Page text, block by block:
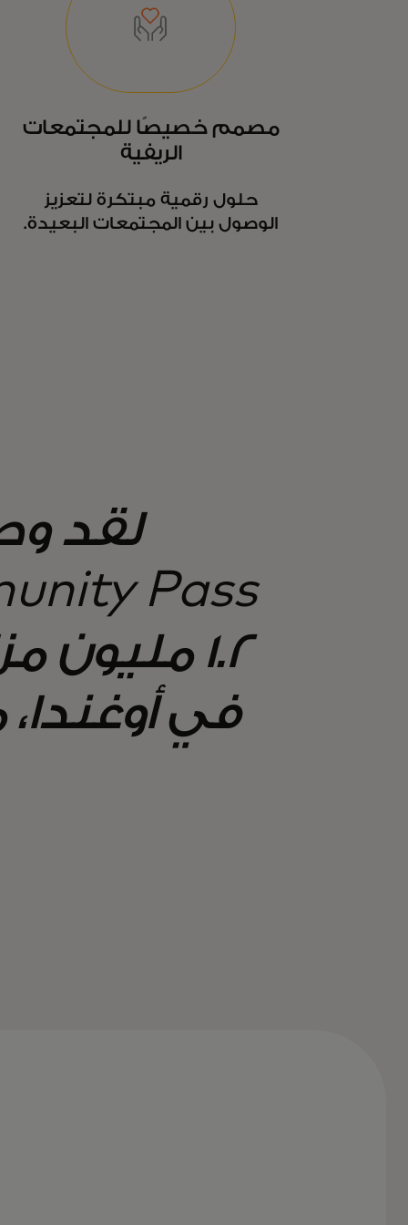
مصمم خصيصًا للمجتمعات
الريفية
حلول رقمية مبتكرة لتعزيز
الوصول بين المجتمعات البعيدة.
لقد
1.2
في أوغندا،